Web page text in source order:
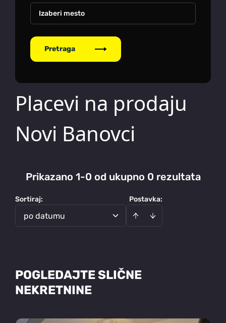
Izaberi mesto
Pretraga
Placevi na prodaju
Novi Banovci
Prikazano 1-0 od ukupno 0 rezultata
Postavka:
Sortiraj:
po datumu
POGLEDAJTE SLIČNE
NEKRETNINE